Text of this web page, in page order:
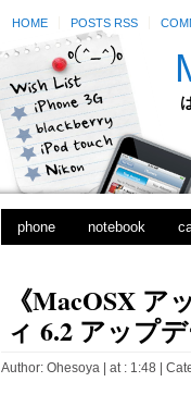
HOME POSTS RSS
phone notebook
《MacOSX
ィ 6.2 アップ
Author: Ohesoya| at : 1:48 |